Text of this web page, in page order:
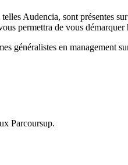
Audencia, sont présentes
permettra de vous démarquer
généralistes en management
Parcoursup.